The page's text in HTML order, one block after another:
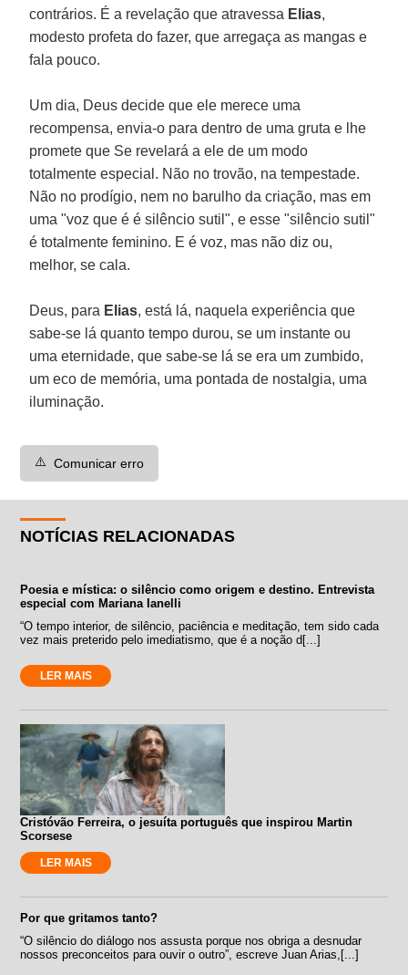
contrários. É a revelação que atravessa Elias,
modesto profeta do fazer, que arregaça as mangas e
fala pouco.
Um dia, Deus decide que ele merece uma
recompensa, envia-o para dentro de uma gruta e lhe
promete que Se revelará a ele de um modo
totalmente especial. Não no trovão, na tempestade.
Não no prodígio, nem no barulho da criação, mas em
uma "voz que é é silêncio sutil", e esse "silêncio sutil"
é totalmente feminino. E é voz, mas não diz ou,
melhor, se cala.
Deus, para Elias, está lá, naquela experiência que
sabe-se lá quanto tempo durou, se um instante ou
uma eternidade, que sabe-se lá se era um zumbido,
um eco de memória, uma pontada de nostalgia, uma
iluminação.
⚠️ Comunicar erro
NOTÍCIAS RELACIONADAS
Poesia e mística: o silêncio como origem e destino. Entrevista
especial com Mariana Ianelli
“O tempo interior, de silêncio, paciência e meditação, tem sido cada
vez mais preterido pelo imediatismo, que é a noção d[...]
LER MAIS
Cristóvão Ferreira, o jesuíta português que inspirou Martin
Scorsese
LER MAIS
Por que gritamos tanto?
“O silêncio do diálogo nos assusta porque nos obriga a desnudar
nossos preconceitos para ouvir o outro”, escreve Juan Arias,[...]